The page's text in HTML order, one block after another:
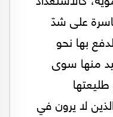
على شدّ
بها نحو
منها سوى
لا يرون في